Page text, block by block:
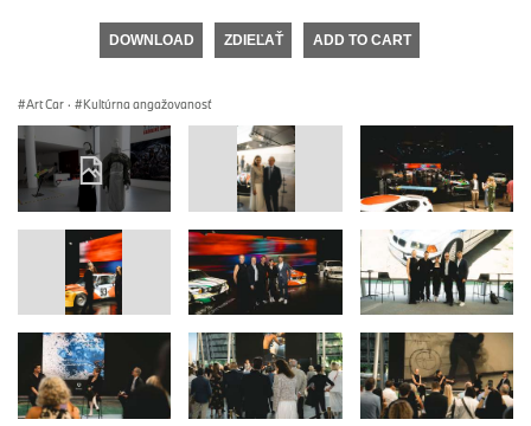
DOWNLOAD ZDIEĽAŤ ADD TO CART
Art Car · Kultúrna angažovanosť